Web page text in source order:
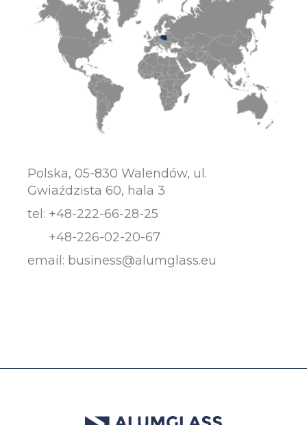
Polska, 05-830 Walendów, ul.
Gwiaździsta 60, hala 3
tel: +48-222-66-28-25
+48-226-02-20-67
email: business@alumglass.eu